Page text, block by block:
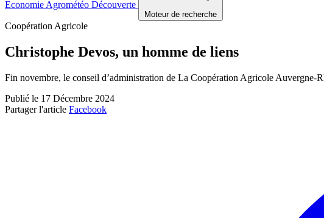
Economie Agrométéo Découverte
Moteur de recherche
Coopération Agricole
Christophe Devos, un homme de liens
Fin novembre, le conseil d’administration de La Coopération Agricole Auvergne-
Publié le 17 Décembre 2024
Partager l'article Facebook